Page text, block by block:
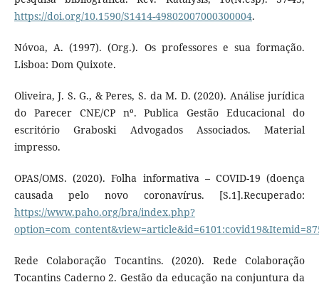
https://doi.org/10.1590/S1414-49802007000300004.
Nóvoa, A. (1997). (Org.). Os professores e sua formação.
Lisboa: Dom Quixote.
Oliveira, J. S. G., & Peres, S. da M. D. (2020). Análise jurídica
do Parecer CNE/CP nº. Publica Gestão Educacional do
escritório Graboski Advogados Associados. Material
impresso.
OPAS/OMS. (2020). Folha informativa – COVID-19 (doença
causada pelo novo coronavírus. [S.1].Recuperado:
https://www.paho.org/bra/index.php?
Rede Colaboração Tocantins. (2020). Rede Colaboração
Tocantins Caderno 2. Gestão da educação na conjuntura da